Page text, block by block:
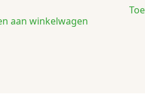
aan winkelwagen